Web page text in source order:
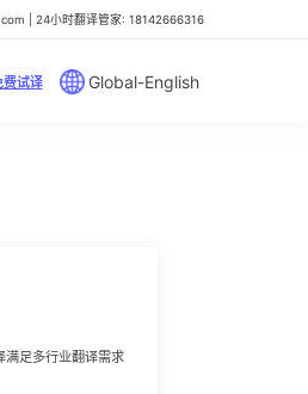
| 24小时翻译管家: 18142666316
费试译 Global-English